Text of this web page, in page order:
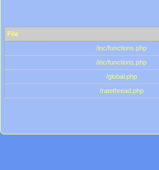
File
/inc/functions.php
/inc/functions.php
/global.php
/ratethread.php